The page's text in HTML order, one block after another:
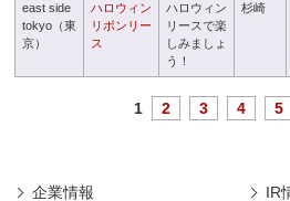
east side
tokyo（東
京）
ハロウィン
リボンリー
ス
ハロウィン
リースで楽
しみましょ
う！
杉崎
1 2 3 4 5
企業情報 IR